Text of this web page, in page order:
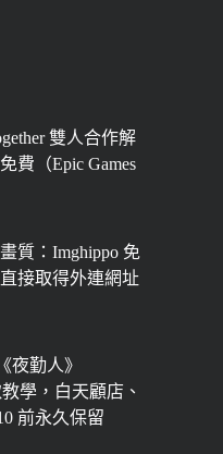
雙人合作解
費（Epic Games
質：Imghippo 免
接取得外連網址
夜勤人》
學，白天顧店、
前永久保留